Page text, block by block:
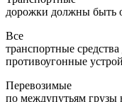
дорожки должны быть
Все
транспортные
противоугонные
Перевозимые
по междупутьям грузы